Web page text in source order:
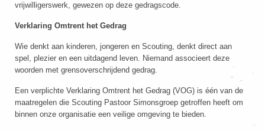
vrijwilligerswerk, gewezen op deze gedragscode.
Verklaring Omtrent het Gedrag
Wie denkt aan kinderen, jongeren en Scouting, denkt direct aan
spel, plezier en een uitdagend leven. Niemand associeert deze
woorden met grensoverschrijdend gedrag.
Een verplichte Verklaring Omtrent het Gedrag (VOG) is één van de
maatregelen die Scouting Pastoor Simonsgroep getroffen heeft om
binnen onze organisatie een veilige omgeving te bieden.